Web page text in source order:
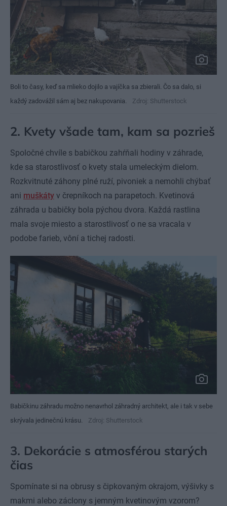
Boli to časy, keď sa mlieko dojilo a vajíčka sa zbierali. Čo sa dalo, si
každý zadovážil sám aj bez nakupovania.
Zdroj: Shutterstock
2. Kvety všade tam, kam sa pozrieš
Spoločné chvíle s babičkou zahŕňali hodiny v záhrade,
kde sa starostlivosť o kvety stala umeleckým dielom.
Rozkvitnuté záhony plné ruží, pivoniek a nemohli chýbať
ani muškáty v črepníkoch na parapetoch. Kvetinová
záhrada u babičky bola pýchou dvora. Každá rastlina
mala svoje miesto a starostlivosť o ne sa vracala v
podobe farieb, vôní a tichej radosti.
Babičkinu záhradu možno nenavrhol záhradný architekt, ale i tak v sebe
skrývala jedinečnú krásu.
Zdroj: Shutterstock
3. Dekorácie s atmosférou starých
čias
Spomínate si na obrusy s čipkovaným okrajom, výšivky s
makmi alebo záclony s jemným kvetinovým vzorom?